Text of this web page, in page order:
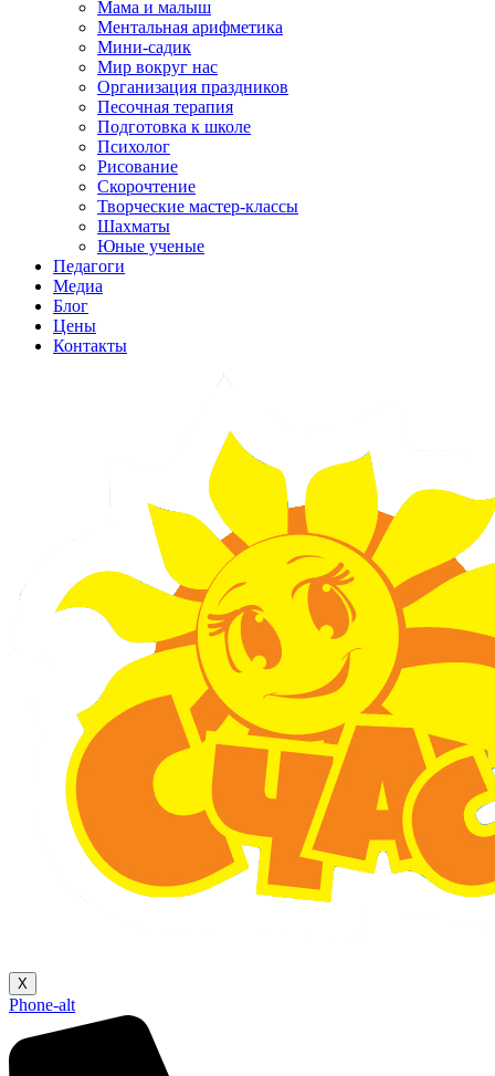
Мама и малыш
Ментальная арифметика
Мини-садик
Мир вокруг нас
Организация праздников
Песочная терапия
Подготовка к школе
Психолог
Рисование
Скорочтение
Творческие мастер-классы
Шахматы
Юные ученые
Педагоги
Медиа
Блог
Цены
Контакты
X
Phone-alt